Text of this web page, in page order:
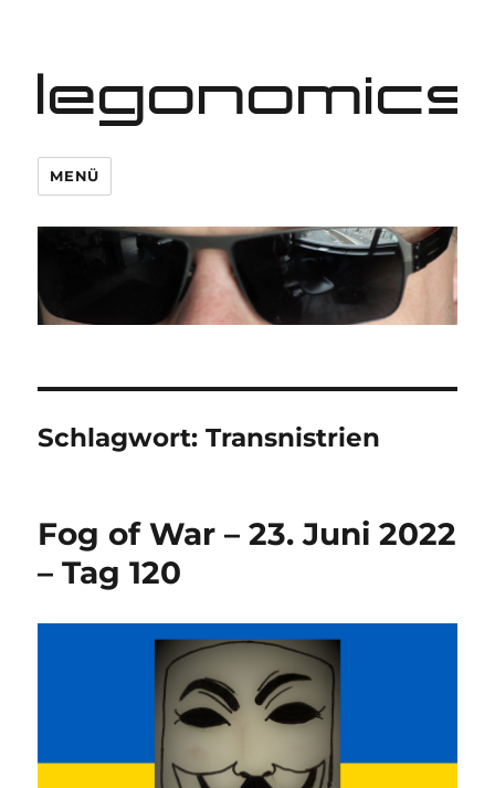
legonomics
MENÜ
Schlagwort:Transnistrien
Fog of War – 23. Juni 2022
– Tag 120